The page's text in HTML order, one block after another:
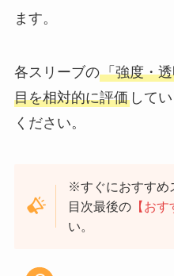
ます。
各スリーブの「強度・
目を相対的に評価して
ください。
※すぐにおすすめ
目次最後の 【お
い。